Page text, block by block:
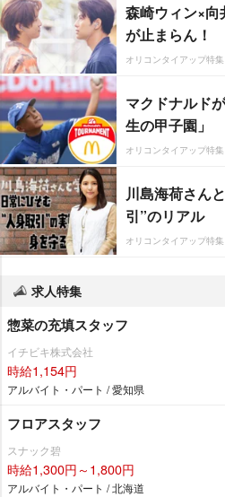
森崎ウィン×向
が止まらん！
オリコンタイアップ特集
マクドナルド
生の甲子園」
オリコンタイアップ特集
川島海荷さん
引”のリアル
オリコンタイアップ特集
求人特集
惣菜の充填スタッフ
イチビキ株式会社
時給1,154円
アルバイト・パート / 愛知県
フロアスタッフ
スナック碧
時給1,300円～1,800円
アルバイト・パート / 北海道